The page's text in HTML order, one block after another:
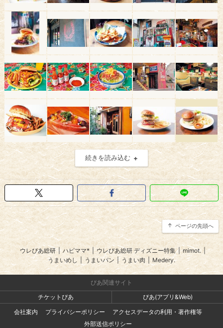
続きを読み込む
ページの先頭へ
ウレぴあ総研 | ハピママ* ウレぴあ総研 ディズニー特集 | mimot. |
うまいめし
うまいパン | うまい肉 Medery.
ぴあ関連サイト
チケットぴあ
ぴあ(アプリ&Web)
会社案内
プライバシーポリシー
アクセスデータの利用・著作権等
外部送信ポリシー